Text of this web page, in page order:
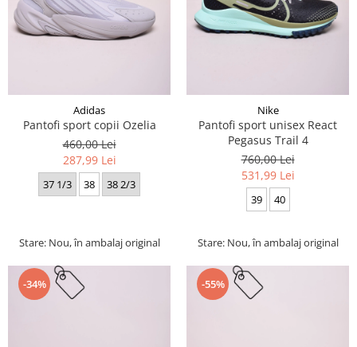
Adidas
Pantofi sport copii Ozelia
460,00 Lei
287,99 Lei
37 1/3 38 38 2/3
Stare: Nou, în ambalaj original
Nike
Pantofi sport unisex React
Pegasus Trail 4
760,00 Lei
531,99 Lei
39 40
Stare: Nou, în ambalaj original
-34% -55%